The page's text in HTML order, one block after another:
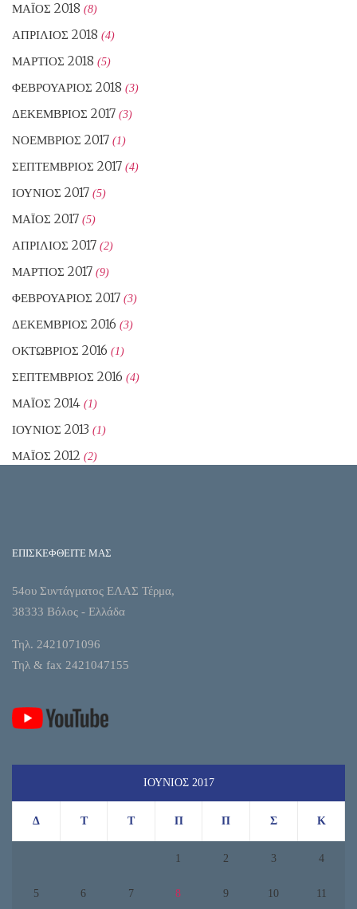
ΜΆΙΟΣ 2018 (8)
ΑΠΡΊΛΙΟΣ 2018 (4)
ΜΆΡΤΙΟΣ 2018 (5)
ΦΕΒΡΟΥΆΡΙΟΣ 2018 (3)
ΔΕΚΈΜΒΡΙΟΣ 2017 (3)
ΝΟΈΜΒΡΙΟΣ 2017 (1)
ΣΕΠΤΈΜΒΡΙΟΣ 2017 (4)
ΙΟΎΝΙΟΣ 2017 (5)
ΜΆΙΟΣ 2017 (5)
ΑΠΡΊΛΙΟΣ 2017 (2)
ΜΆΡΤΙΟΣ 2017 (9)
ΦΕΒΡΟΥΆΡΙΟΣ 2017 (3)
ΔΕΚΈΜΒΡΙΟΣ 2016 (3)
ΟΚΤΏΒΡΙΟΣ 2016 (1)
ΣΕΠΤΈΜΒΡΙΟΣ 2016 (4)
ΜΆΙΟΣ 2014 (1)
ΙΟΎΝΙΟΣ 2013 (1)
ΜΆΙΟΣ 2012 (2)
ΕΠΙΣΚΕΦΘΕΙΤΕ ΜΑΣ
54ου Συντάγματος ΕΛΑΣ Τέρμα,
38333 Βόλος - Ελλάδα
Τηλ. 2421071096
Τηλ & fax 2421047155
ΙΟΎΝΙΟΣ 2017
Δ Τ Τ Π Π Σ Κ
1 2 3 4
5 6 7 8 9 10 11